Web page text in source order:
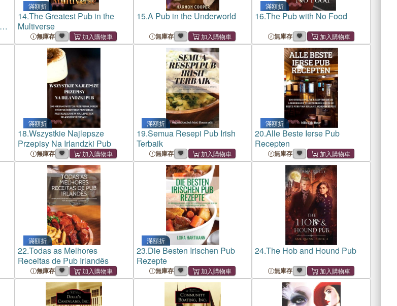
滿額折
14.The Greatest Pub in the
Multiverse
無庫存
15.A Pub in the Underworld
無庫存
滿額折
16.The Pub with No Food
無庫存
滿額折
18.Wszystkie Najlepsze
Przepisy Na Irlandzki Pub
無庫存
滿額折
19.Semua Resepi Pub Irish
Terbaik
無庫存
滿額折
20.Alle Beste Ierse Pub
Recepten
無庫存
滿額折
22.Todas as Melhores
Receitas de Pub Irlandês
無庫存
滿額折
23.Die Besten Irischen Pub
Rezepte
無庫存
24.The Hob and Hound Pub
無庫存